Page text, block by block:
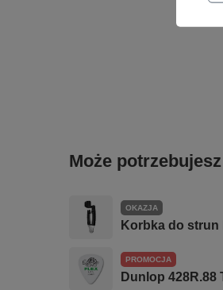
Może
OKAZJA
Korbka do strun
PROMOCJA
Dunlop 428R.88